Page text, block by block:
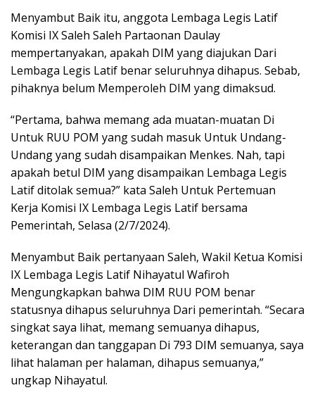
Menyambut Baik itu, anggota Lembaga Legis Latif
Komisi IX Saleh Saleh Partaonan Daulay
mempertanyakan, apakah DIM yang diajukan Dari
Lembaga Legis Latif benar seluruhnya dihapus. Sebab,
pihaknya belum Memperoleh DIM yang dimaksud.
“Pertama, bahwa memang ada muatan-muatan Di
Untuk RUU POM yang sudah masuk Untuk Undang-
Undang yang sudah disampaikan Menkes. Nah, tapi
apakah betul DIM yang disampaikan Lembaga Legis
Latif ditolak semua?” kata Saleh Untuk Pertemuan
Kerja Komisi IX Lembaga Legis Latif bersama
Pemerintah, Selasa (2/7/2024).
Menyambut Baik pertanyaan Saleh, Wakil Ketua Komisi
IX Lembaga Legis Latif Nihayatul Wafiroh
Mengungkapkan bahwa DIM RUU POM benar
statusnya dihapus seluruhnya Dari pemerintah. “Secara
singkat saya lihat, memang semuanya dihapus,
keterangan dan tanggapan Di 793 DIM semuanya, saya
lihat halaman per halaman, dihapus semuanya,”
ungkap Nihayatul.